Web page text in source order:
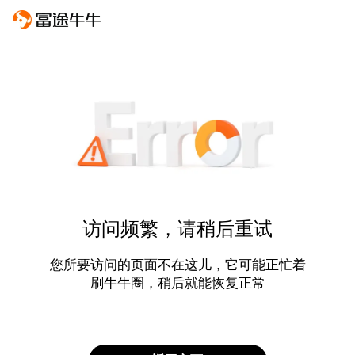
访问频繁，请稍后重试
您所要访问的页面不在这儿，它可能正忙着
刷牛牛圈，稍后就能恢复正常